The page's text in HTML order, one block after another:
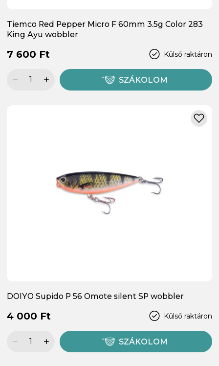
Tiemco Red Pepper Micro F 60mm 3.5g Color 283
King Ayu wobbler
Külső raktáron
7 600 Ft
SZÁKOLOM
DOIYO Supido P 56 Omote silent SP wobbler
Külső raktáron
4 000 Ft
SZÁKOLOM